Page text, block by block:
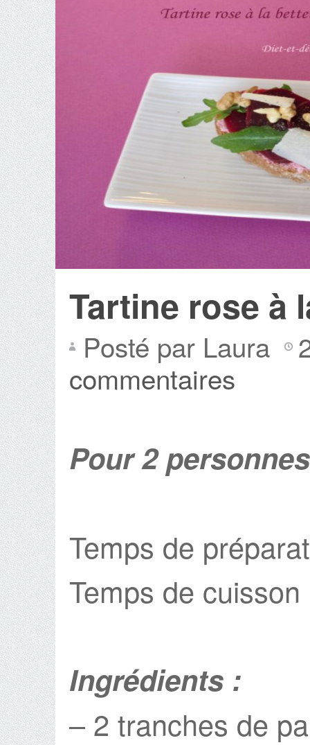
Tartine rose à
Posté par Laura
commentaires
Pour 2 personnes
Temps de
Temps de
Ingrédients :
– 2 tranches de